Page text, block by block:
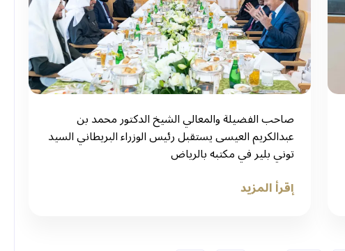
صاحب الفضيلة والمعالي الشيخ الدكتور محمد بن
عبدالكريم العيسى يستقبل رئيس الوزراء البريطاني السيد
توني بلير في مكتبه بالرياض
إقرأ المزيد